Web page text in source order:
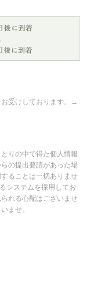
受けしております。→
りの中で得た個人情報
の提出要請があった場
ることは一切ありませ
システムを採用してお
れる心配はございませ
ませ。